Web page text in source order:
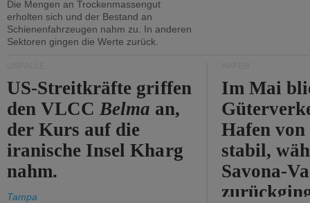
Die Mengen an Trockenmassengut
erholten sich und der Bestand an
Schienenfahrzeugen nahm zu. In anderen
Sektoren gingen die Werte zurück.
US-Streitkräfte griffen
den VLCCBelma an,
der Kurs auf die
iranische Insel Kharg
nahm.
Tampa
Im Mai
Hafen von
stabil,
Savona-